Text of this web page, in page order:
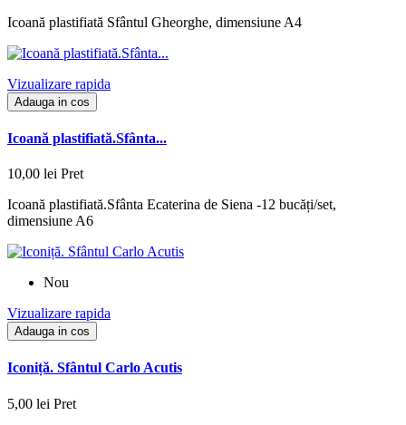
Icoană plastifiată Sfântul Gheorghe, dimensiune A4
Vizualizare rapida
Adauga in cos
Icoană plastifiată.Sfânta...
10,00 lei Pret
Icoană plastifiată.Sfânta Ecaterina de Siena -12 bucăți/set,
dimensiune A6
Nou
Vizualizare rapida
Adauga in cos
Iconiță. Sfântul Carlo Acutis
5,00 lei Pret